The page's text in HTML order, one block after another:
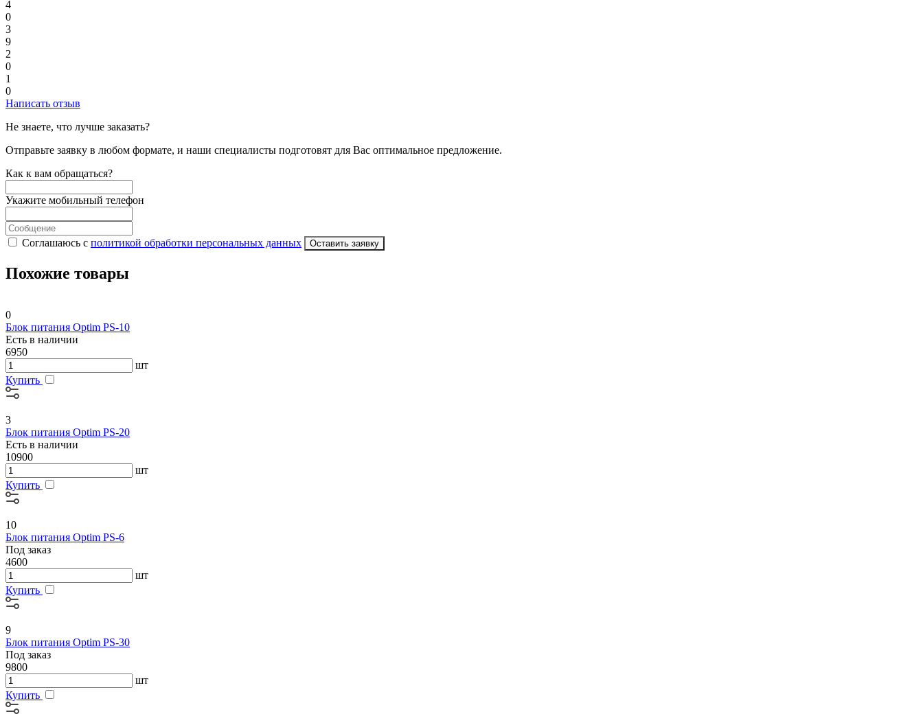
4
0
3
9
2
0
1
0
Написать отзыв
Не знаете, что лучше заказать?
Отправьте заявку в любом формате, и наши специалисты подготовят для Вас оптимальное предложение.
Как к вам обращаться?
Укажите мобильный телефон
Соглашаюсь с политикой обработки персональных данных Оставить заявку
Похожие товары
0
Блок питания Optim PS-10
Есть в наличии
6950
шт
Купить
3
Блок питания Optim PS-20
Есть в наличии
10900
шт
Купить
10
Блок питания Optim PS-6
Под заказ
4600
шт
Купить
9
Блок питания Optim PS-30
Под заказ
9800
шт
Купить